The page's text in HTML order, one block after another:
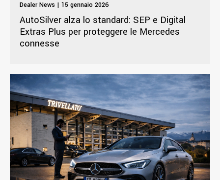
Dealer News | 15 gennaio 2026
AutoSilver alza lo standard: SEP e Digital
Extras Plus per proteggere le Mercedes
connesse